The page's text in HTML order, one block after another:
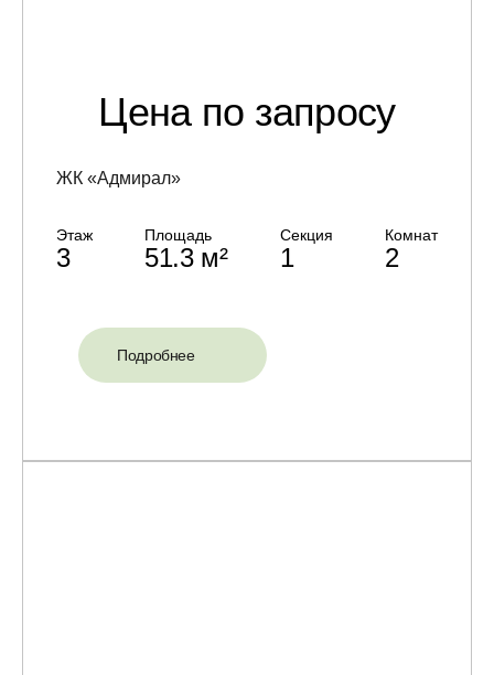
Цена по запросу
ЖК «Адмирал»
Этаж
3
Площадь
51.3 м²
Секция
1
Комнат
2
Подробнее